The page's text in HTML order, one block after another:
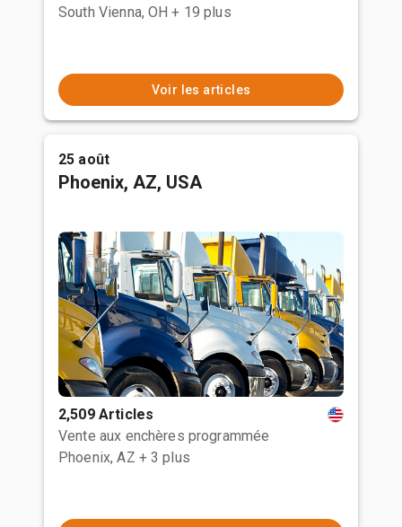
South Vienna, OH + 19 plus
Voir les articles
25 août
Phoenix, AZ, USA
2,509 Articles
Vente aux enchères programmée
Phoenix, AZ + 3 plus